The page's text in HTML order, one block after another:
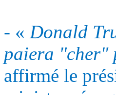
- « Donald
paiera "cher"
affirmé le